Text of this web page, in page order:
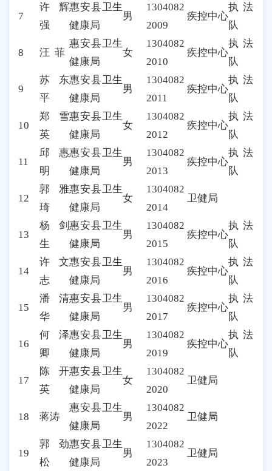
7
许辉
强
惠安县卫生
健康局
男
1304082
2009
疾控中心
执法
队
8 汪 菲
惠安县卫生
健康局
女
1304082
2010
疾控中心
执法
队
9
苏东
平
惠安县卫生
健康局
男
1304082
2011
疾控中心
执法
队
10
郑雪
英
惠安县卫生
健康局
女
1304082
2012
疾控中心
执法
队
11
邱惠
明
惠安县卫生
健康局
男
1304082
2013
疾控中心
执法
队
12
郭雅
琦
惠安县卫生
健康局
女
1304082
2014
卫健局
13
杨剑
生
惠安县卫生
健康局
男
1304082
2015
疾控中心
执法
队
14
许文
志
惠安县卫生
健康局
男
1304082
2016
疾控中心
执法
队
15
潘清
华
惠安县卫生
健康局
男
1304082
2017
疾控中心
执法
队
16
何泽
卿
惠安县卫生
健康局
男
1304082
2019
疾控中心
执法
队
17
陈开
英
惠安县卫生
健康局
女
1304082
2020
卫健局
18 蒋涛
惠安县卫生
健康局
男
1304082
2022
卫健局
19
郭劲
松
惠安县卫生
健康局
男
1304082
2023
卫健局